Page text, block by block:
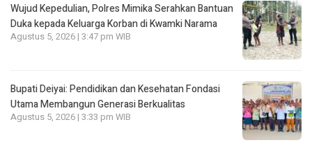
Wujud Kepedulian, Polres Mimika Serahkan Bantuan
Duka kepada Keluarga Korban di Kwamki Narama
Agustus 5, 2026 | 3:47 pm WIB
Bupati Deiyai: Pendidikan dan Kesehatan Fondasi
Utama Membangun Generasi Berkualitas
Agustus 5, 2026 | 3:33 pm WIB